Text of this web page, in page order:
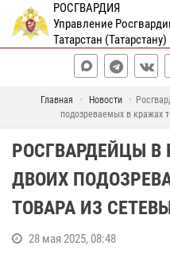
РОСГВАРДИЯ
Управление
Татарстан (Татарстану)
Главная Новости
подозреваемых в кражах
РОСГВАРДЕЙЦЫ
ДВОИХ
ТОВАРА ИЗ
28 мая 2025, 08:48